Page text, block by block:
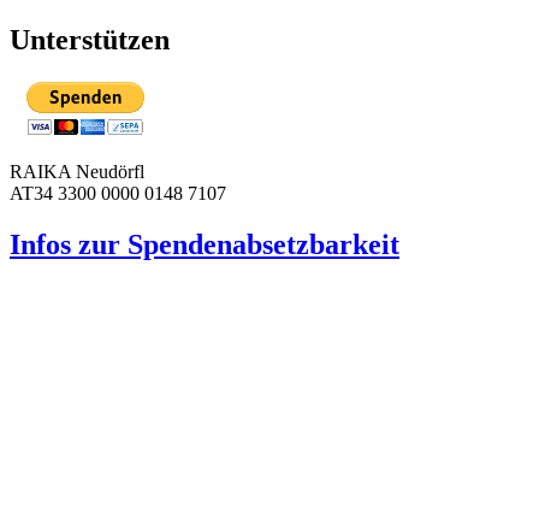
Unterstützen
RAIKA Neudörfl
AT34 3300 0000 0148 7107
Infos zur Spenden­absetzbarkeit